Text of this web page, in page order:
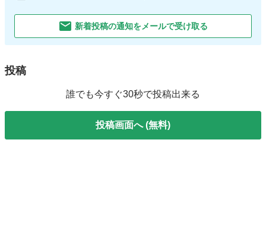
新着投稿の通知をメールで受け取る
投稿
誰でも今すぐ30秒で投稿出来る
投稿画面へ (無料)